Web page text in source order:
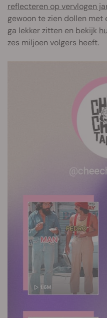
reflecteren op vervlogen
gewoon te zien dollen met
ga lekker zitten en bekijk
zes miljoen volgers heeft.